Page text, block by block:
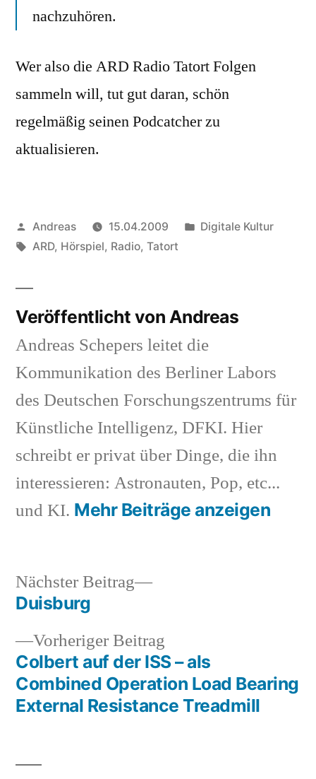
nachzuhören.
Wer also die ARD Radio Tatort Folgen
sammeln will, tut gut daran, schön
regelmäßig seinen Podcatcher zu
aktualisieren.
Veröffentlicht
von
Andreas 15.04.2009
Veröffentlicht
Digitale Kultur
Schlagwörter:
ARD, Hörspiel, Radio, Tatort
Veröffentlicht von Andreas
Andreas Schepers leitet die
Kommunikation des Berliner Labors
des Deutschen Forschungszentrums für
Künstliche Intelligenz, DFKI. Hier
schreibt er privat über Dinge, die ihn
interessieren: Astronauten, Pop, etc...
und KI. Mehr Beiträge anzeigen
Beitragsnavigation
Vorheriger Beitrag
Beitrag:
Colbert auf der ISS – als
Combined Operation Load Bearing
External Resistance Treadmill
Nächster Beitrag
Nächster
Duisburg